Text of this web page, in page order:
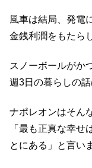
風車は結局、発電
金銭利潤をもたら
スノーボールがか
週3日の暮らしの話
ナポレオンはそん
「最も正真な幸せ
とにある」と言い